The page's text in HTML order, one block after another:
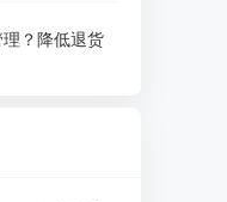
？降低退货
？标题、主